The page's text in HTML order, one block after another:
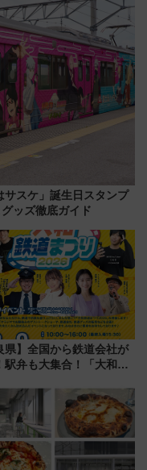
サスケ」誕生日スタンプ
ッズ徹底ガイド
県】全国から鉄道会社が
駅弁も大集合！「大和鉄
決定